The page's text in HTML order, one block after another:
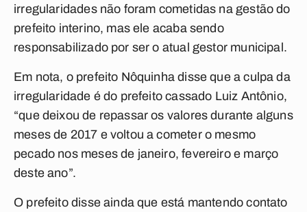
irregularidades não foram cometidas na gestão do
prefeito interino, mas ele acaba sendo
responsabilizado por ser o atual gestor municipal.
Em nota, o prefeito Nôquinha disse que a culpa da
irregularidade é do prefeito cassado Luiz Antônio,
“que deixou de repassar os valores durante alguns
meses de 2017 e voltou a cometer o mesmo
pecado nos meses de janeiro, fevereiro e março
deste ano”.
O prefeito disse ainda que está mantendo contato